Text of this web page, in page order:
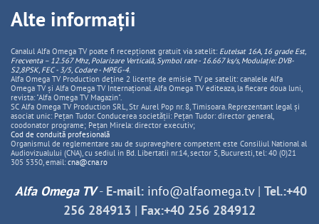
Alte informații
Canalul Alfa Omega TV poate fi recepționat gratuit via satelit: Eutelsat 16A, 16 grade Est,
Frecventa – 12.567 Mhz, PolarizareVerticală, Symbol rate - 16.667 ks/s, Modulație: DVB-
S2,8PSK, FEC - 3/5, Codare - MPEG-4.
Alfa Omega TV Production deține 2 licențe de emisie TV pe satelit: canalele Alfa
Omega TV și Alfa Omega TV Internațional. Alfa Omega TV editeaza, la fiecare doua luni,
revista: "Alfa Omega TV Magazin".
SC Alfa Omega TV Production SRL, Str Aurel Pop nr. 8, Timisoara. Reprezentant legal și
asociat unic: Pețan Tudor. Conducerea societății: Pețan Tudor: director general,
coodonator programe; Pețan Mirela: director executiv;
Cod de conduită profesională
Organismul de reglementare sau de supraveghere competent este Consiliul National al
Audiovizualului (CNA), cu sediul in Bd. Libertatii nr.14, sector 5, Bucuresti, tel: 40 (0)21
305 5350, email: cna@cna.ro
Alfa Omega TV- E-mail: info@alfaomega.tv| Tel.:+40
256 284913 | Fax:+40 256 284912